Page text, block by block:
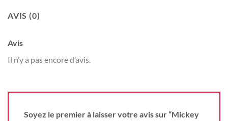
AVIS (0)
Avis
Il n’y a pas encore d’avis.
Soyez le premier à laisser votre avis sur “Mickey